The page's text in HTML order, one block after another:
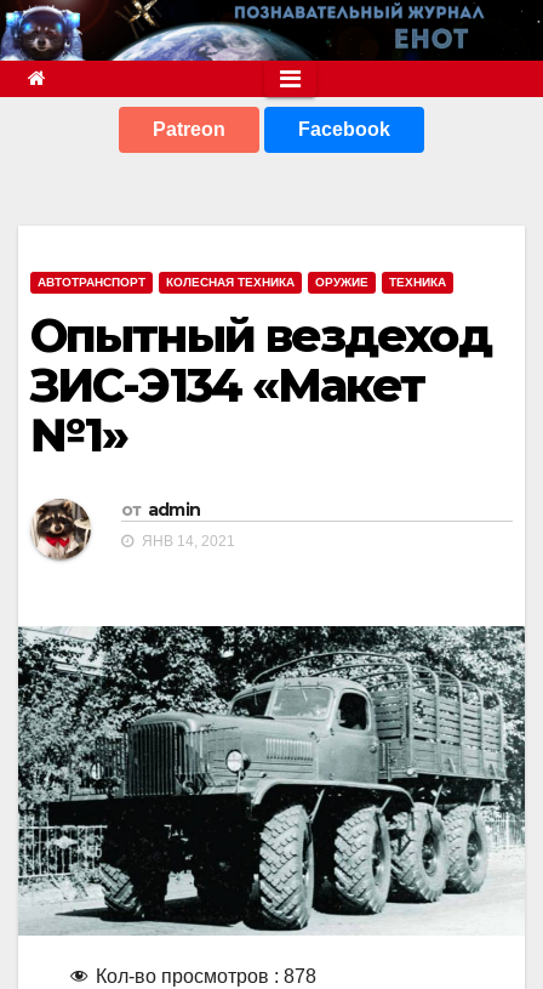
Перейти
к
содержимому
Patreon
Facebook
АВТОТРАНСПОРТ КОЛЕСНАЯ ТЕХНИКА ОРУЖИЕ ТЕХНИКА
Опытный вездеход
ЗИС-Э134 «Макет
№1»
от admin
ЯНВ 14, 2021
Кол-во просмотров : 878